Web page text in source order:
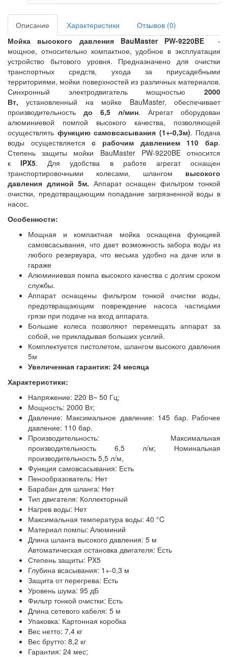
Описание Характеристики
Отзывов (0)
Мойка высокого давления BauMaster PW-9220BE
-
мощное, относительно компактное, удобное в эксплуатации
устройство бытового уровня. Предназначено для очистки
транспортных средств, ухода за приусадебными
территориями, мойки поверхностей из различных материалов.
Синхронный электродвигатель мощностью 2000
Вт, установленный на мойке BauMaster, обеспечивает
производительность до 6,5 л/мин. Агрегат оборудован
алюминиевой помпой высокого качества, позволяющей
осуществлять функцию самовсасывания (1+-0,3м). Подача
воды осуществляетсяс рабочим давлением 110 бар.
Степень защиты мойки BauMaster PW-9220BE относится
кIPX5. Для удобства в работе агрегат оснащен
транспортировочными колесами, шлангом высокого
давления длиной 5м. Аппарат оснащен фильтром тонкой
очистки, предотвращающим попадание загрязненной воды в
насос.
Особенности:
Мощная и компактная мойка оснащена функцией
самовсасывания, что дает возможность забора воды из
любого резервуара, что весьма удобно на даче или в
гараже
Алюминиевая помпа высокого качества с долгим сроком
службы.
Аппарат оснащены фильтром тонкой очистки воды,
предотвращающим повреждение насоса частицами
грязи при подаче на вход аппарата.
Большие колеса позволяют перемещать аппарат за
собой, не прикладывая больших усилий.
Комплектуется пистолетом, шлангом высокого давления
5м
Увеличенная гарантия: 24 месяца
Характеристики:
Напряжение: 220 В~ 50 Гц;
Мощность: 2000 Вт;
Давление: Максимальное давление: 145 бар. Рабочее
давление: 110 бар.
Производительность: Максимальная
производительность 6,5 л/м; Номинальная
производительность 5,5 л/м,
Функция самовсасывания: Есть
Пенообразователь: Нет
Барабан для шланга: Нет
Тип двигателя: Коллекторный
Нагрев воды: Нет
Максимальная температура воды: 40 °C
Материал помпы: Алюминий
Длина шланга высокого давления: 5 м
Автоматическая остановка двигателя: Есть
Степень защиты: PX5
Глубина всасывания: 1+-0,3 м
Защита от перегрева: Есть
Уровень шума: 95 дБ
Фильтр тонкой очистки: Есть
Длина сетевого кабеля: 5 м
Упаковка: Картонная коробка
Вес нетто: 7,4 кг
Вес брутто: 8,2 кг
Гарантия: 24 мес;